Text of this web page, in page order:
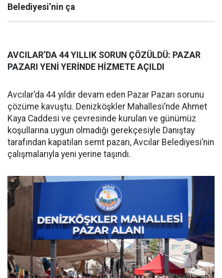
Belediyesi’nin ça
AVCILAR’DA 44 YILLIK SORUN ÇÖZÜLDÜ: PAZAR
PAZARI YENİ YERİNDE HİZMETE AÇILDI
Avcılar’da 44 yıldır devam eden Pazar Pazarı sorunu
çözüme kavuştu. Denizköşkler Mahallesi’nde Ahmet
Kaya Caddesi ve çevresinde kurulan ve günümüz
koşullarına uygun olmadığı gerekçesiyle Danıştay
tarafından kapatılan semt pazarı, Avcılar Belediyesi’nin
çalışmalarıyla yeni yerine taşındı.